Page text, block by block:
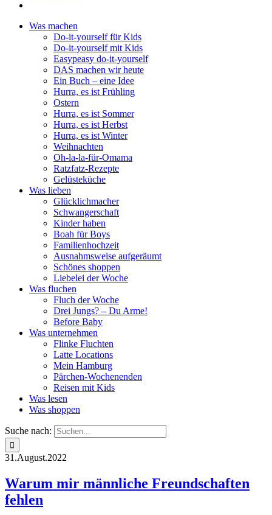
Was machen
Do-it-yourself für Kids
Do-it-yourself mit Kids
Easypeasy do-it-yourself
DAS machen wir heute
Ein Buch – eine Idee
Hurra, es ist Frühling
Ostern
Hurra, es ist Sommer
Hurra, es ist Herbst
Hurra, es ist Winter
Weihnachten
Oh-la-la-für-Omama
Ratzfatz-Rezepte
Gelüsteküche
Was lieben
Glücklichmacher
Schwangerschaft
Kinder haben
Boah für Boys
Familienhochzeit
Ausnahmsweise aufgeräumt
Schönes shoppen
Liebelei der Woche
Was fluchen
Fluch der Woche
Drei Jungs? – Du Arme!
Before Baby
Was unternehmen
Flinke Fluchten
Latte Locations
Mein Hamburg
Pärchen-Wochenenden
Reisen mit Kids
Was lesen
Was shoppen
Suche nach:
31.August.2022
Warum mir männliche Freundschaften
fehlen